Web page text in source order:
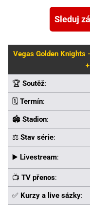
Sleduj
Vegas Golden Knights
🏆 Soutěž:
🗓️ Termín:
🏟️ Stadion:
⚖️ Stav série:
▶️ Livestream:
📺 TV přenos:
✅ Kurzy a live sázky: